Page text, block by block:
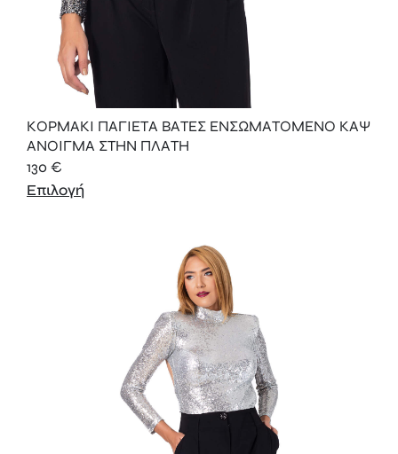
ΚΟΡΜΑΚΙ ΠΑΓΙΕΤA ΒΑΤΕΣ ΕΝΣΩΜΑΤΟΜΕΝΟ ΚΑΨ
ΑΝΟΙΓΜΑ ΣΤΗΝ ΠΛΑΤΗ
130 €
Επιλογή